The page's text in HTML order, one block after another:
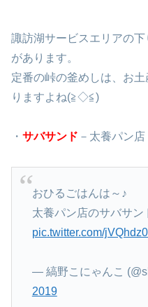
諏訪湖サービスエリアの
があります。
定番の峠の釜めしは、お
りますよね(≧◇≦)
・ サバサンド －太養パン店
おひるごはんは～♪
太養パン店のサバサン
pic.twitter.com/
— 縞野こにゃんこ
2019